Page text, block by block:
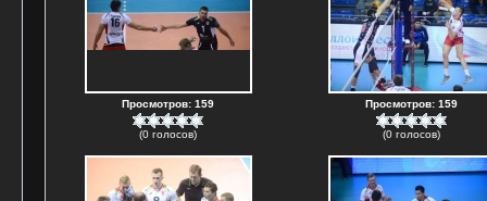
Просмотров: 159
(0 голосов)
Просмотров: 159
(0 голосов)